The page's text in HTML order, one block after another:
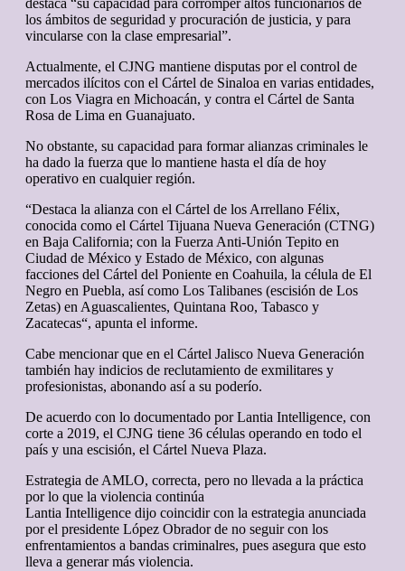
destaca “su capacidad para corromper altos funcionarios de
los ámbitos de seguridad y procuración de justicia, y para
vincularse con la clase empresarial”.
Actualmente, el CJNG mantiene disputas por el control de
mercados ilícitos con el Cártel de Sinaloa en varias entidades,
con Los Viagra en Michoacán, y contra el Cártel de Santa
Rosa de Lima en Guanajuato.
No obstante, su capacidad para formar alianzas criminales le
ha dado la fuerza que lo mantiene hasta el día de hoy
operativo en cualquier región.
“Destaca la alianza con el Cártel de los Arrellano Félix,
conocida como el Cártel Tijuana Nueva Generación (CTNG)
en Baja California; con la Fuerza Anti-Unión Tepito en
Ciudad de México y Estado de México, con algunas
facciones del Cártel del Poniente en Coahuila, la célula de El
Negro en Puebla, así como Los Talibanes (escisión de Los
Zetas) en Aguascalientes, Quintana Roo, Tabasco y
Zacatecas“, apunta el informe.
Cabe mencionar que en el Cártel Jalisco Nueva Generación
también hay indicios de reclutamiento de exmilitares y
profesionistas, abonando así a su poderío.
De acuerdo con lo documentado por Lantia Intelligence, con
corte a 2019, el CJNG tiene 36 células operando en todo el
país y una escisión, el Cártel Nueva Plaza.
Estrategia de AMLO, correcta, pero no llevada a la práctica
por lo que la violencia continúa
Lantia Intelligence dijo coincidir con la estrategia anunciada
por el presidente López Obrador de no seguir con los
enfrentamientos a bandas criminalres, pues asegura que esto
lleva a generar más violencia.